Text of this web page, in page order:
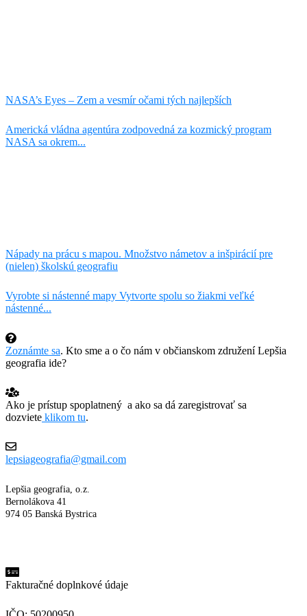
NASA’s Eyes – Zem a vesmír očami tých najlepších
Americká vládna agentúra zodpovedná za kozmický program
NASA sa okrem...
Nápady na prácu s mapou. Množstvo námetov a inšpirácií pre
(nielen) školskú geografiu
Vyrobte si nástenné mapy Vytvorte spolu so žiakmi veľké
nástenné...
Zoznámte sa. Kto sme a o čo nám v občianskom združení Lepšia
geografia ide?
Ako je prístup spoplatnený a ako sa dá zaregistrovať sa
dozviete klikom tu.
lepsiageografia@gmail.com
Lepšia geografia, o.z.
Bernolákova 41
974 05 Banská Bystrica
Fakturačné doplnkové údaje